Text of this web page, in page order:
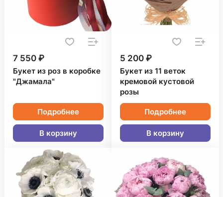
7 550 ₽
Букет из роз в коробке
"Джамала"
Подробнее
В корзину
5 200 ₽
Букет из 11 веток
кремовой кустовой
розы
Подробнее
В корзину